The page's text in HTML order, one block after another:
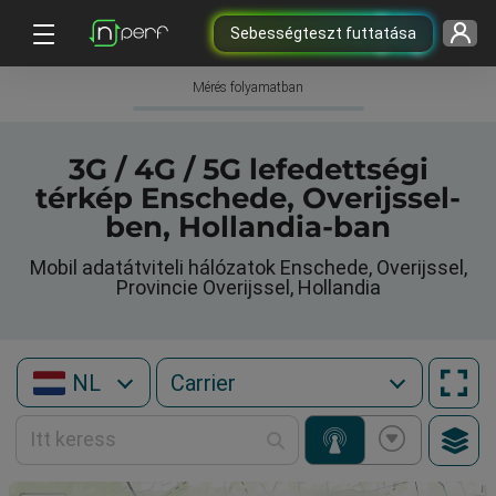
Sebességteszt futtatása
Mérés folyamatban
3G / 4G / 5G lefedettségi
térkép Enschede, Overijssel-
ben, Hollandia-ban
Mobil adatátviteli hálózatok Enschede, Overijssel,
Provincie Overijssel, Hollandia
NL